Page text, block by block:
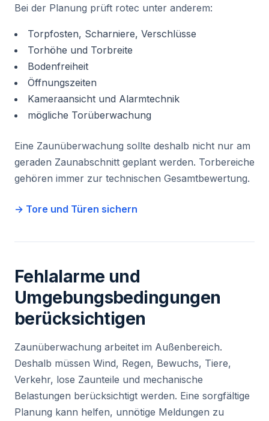
Bei der Planung prüft rotec unter anderem:
Torpfosten, Scharniere, Verschlüsse
Torhöhe und Torbreite
Bodenfreiheit
Öffnungszeiten
Kameraansicht und Alarmtechnik
mögliche Torüberwachung
Eine Zaunüberwachung sollte deshalb nicht nur am
geraden Zaunabschnitt geplant werden. Torbereiche
gehören immer zur technischen Gesamtbewertung.
→ Tore und Türen sichern
Fehlalarme und
Umgebungsbedingungen
berücksichtigen
Zaunüberwachung arbeitet im Außenbereich.
Deshalb müssen Wind, Regen, Bewuchs, Tiere,
Verkehr, lose Zaunteile und mechanische
Belastungen berücksichtigt werden. Eine sorgfältige
Planung kann helfen, unnötige Meldungen zu